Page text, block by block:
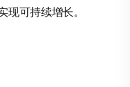
可持续增长。